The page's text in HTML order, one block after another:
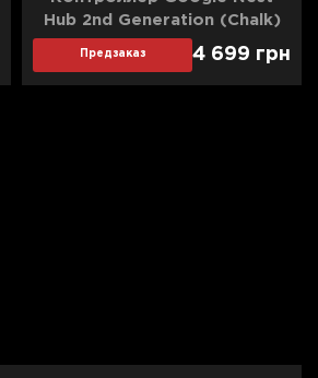
Hub 2nd Generation (Chalk)
Предзаказ 4 699 грн